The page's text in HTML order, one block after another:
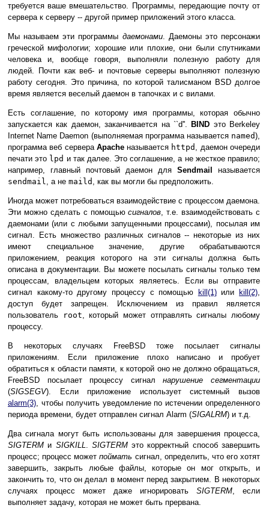
требуется ваше вмешательство. Программы, передающие почту от
сервера к серверу -- другой пример приложений этого класса.
Мы называем эти программы даемонами. Даемоны это персонажи
греческой мифологии; хорошие или плохие, они были спутниками
человека и, вообще говоря, выполняли полезную работу для
людей. Почти как веб- и почтовые серверы выполняют полезную
работу сегодня. Это причина, по которой талисманом BSD долгое
время является веселый даемон в тапочках и с вилами.
Есть соглашение, по которому имя программы, которая обычно
запускается как даемон, заканчивается на ``d''. BIND это Berkeley
Internet Name Daemon (выполняемая программа называется named),
программа веб сервера Apacheназывается httpd , даемон очереди
печати это lpd и так далее. Это соглашение, а не жесткое правило;
например, главный почтовый даемон для Sendmail
называется
sendmail, а не maild , как вы могли бы предположить.
Иногда может потребоваться взаимодействие с процессом даемона.
Эти можно сделать с помощьюсигналов, т.е. взаимодействовать с
даемонами (или с любыми запущенными процессами), посылая им
сигнал. Есть множество различных сигналов -- некоторые из них
имеют специальное значение, другие обрабатываются
приложением, реакция которого на эти сигналы должна быть
описана в документации. Вы можете посылать сигналы только тем
процессам, владельцем которых являетесь. Если вы отправите
сигнал какому-то другому процессу с помощью
kill (1)или kill (2),
доступ будет запрещен. Исключением из правил является
пользователь
root, который может отправлять сигналы любому
процессу.
В некоторых случаях FreeBSD тоже посылает сигналы
приложениям. Если приложение плохо написано и пробует
обратиться к области памяти, к которой оно не должно обращаться,
FreeBSD посылает процессу сигналнарушение сегментации
(SIGSEGV). Если приложение использует системный вызов
alarm(3), чтобы получить уведомление по истечении определенного
периода времени, будет отправлен сигнал Alarm (SIGALRM) и т.д.
Два сигнала могут быть использованы для завершения процесса,
SIGTERM и SIGKILL. SIGTERMэто корректный способ завершить
процесс; процесс можетпоймать сигнал, определить, что его хотят
завершить, закрыть любые файлы, которые он мог открыть, и
закончить то, что он делал в момент перед закрытием. В некоторых
случаях процесс может даже игнорировать SIGTERM, если
выполняет задачу, которая не может быть прервана.